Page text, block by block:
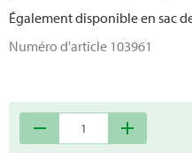
Également disponible en sac
Numéro d'article 103961
remove add